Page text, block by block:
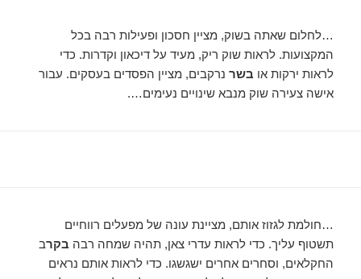
…לחלום שאתה בשוק, מציין חסכון ופעילות רבה בכל
המקצועות. לראות שוק ריק, מעיד על דיכאון וקדרות. כדי
לראות ירקות או בשר נרקבים, מציין הפסדים בעסקים. עבור
אישה צעירה שוק מנבא שינויים נעימים….
…חולמת לגזוז אותם, מציינת עונה של מפעלים רווחיים
תשטוף עליך. כדי לראות עדרי צאן, תהיה שמחה רבה בקרב
החקלאים, וסחרים אחרים ישגשגו. כדי לראות אותם נראים